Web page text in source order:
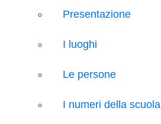
Presentazione
I luoghi
Le persone
I numeri della scuola